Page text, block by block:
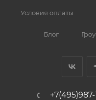
Условия оплаты
Блог